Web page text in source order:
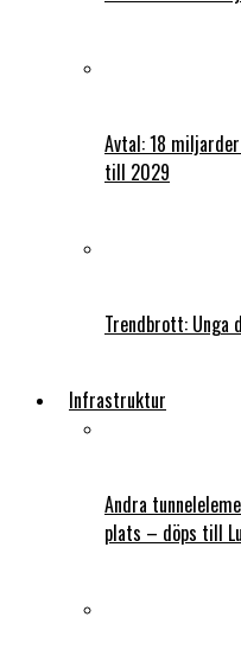
Avtal: 18
till 2029
Trendbrott: Unga
Infrastruktur
Andra
plats – döps till